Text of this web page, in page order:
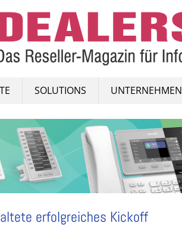
SOLUTIONS UNTERNEHMEN
erfolgreiches Kickoff